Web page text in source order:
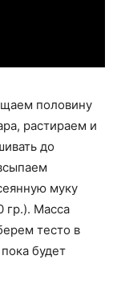
половину
растираем и
до
муку
гр.). Масса
тесто в
будет